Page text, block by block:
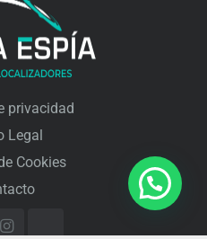
privacidad
Legal
Cookies